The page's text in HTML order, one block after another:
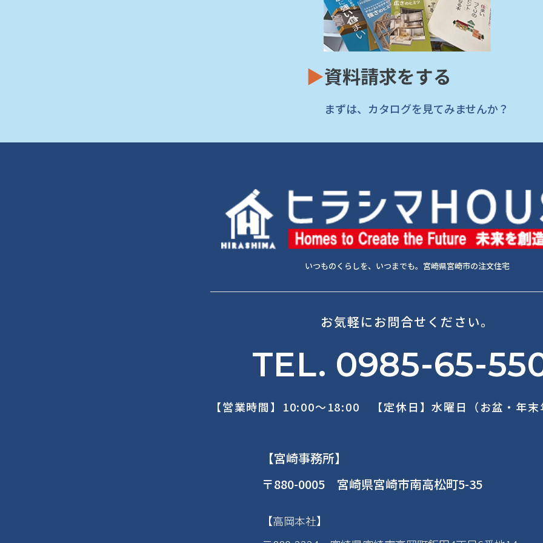
▶資料請求をする
まずは、カタログを見てみませんか？
いつものくらしを、いつまでも。宮崎県宮崎市の注文住宅
お気軽にお問合せください。
TEL. 0985-65-
【営業時間】10:00～18:00 【定休日】水曜日（お盆・年末
【宮崎事務所】
〒880-0005 宮崎県宮崎市南高松町5-35
【高岡本社】